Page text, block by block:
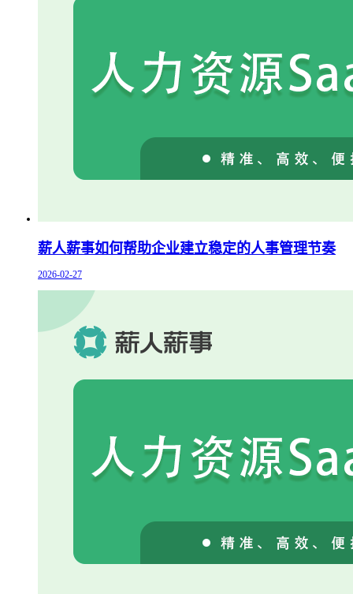
薪人薪事如何帮助企业建立稳定的人事管理节奏
2026-02-27